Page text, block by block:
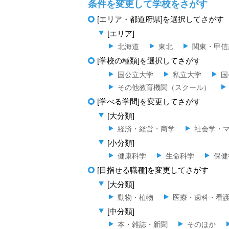
条件を変更して学校をさがす
[エリア・都道府県]を選択してさがす
[エリア]
北海道 東北 関東・甲
[学校の種類]を選択してさがす
国公立大学 私立大学
その他教育機関（スクール）
[学べる学問]を変更してさがす
[大分類]
経済・経営・商学 社会学・
[小分類]
健康科学 生命科学 保
[目指せる職種]を変更してさがす
[大分類]
動物・植物 医療・歯科・看
[中分類]
本・雑誌・新聞 そのほか